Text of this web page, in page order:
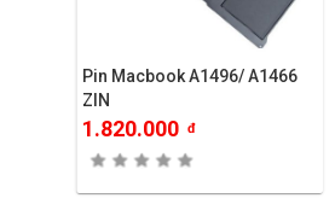
Pin Macbook A1496/ A1466
ZIN
1.820.000 đ